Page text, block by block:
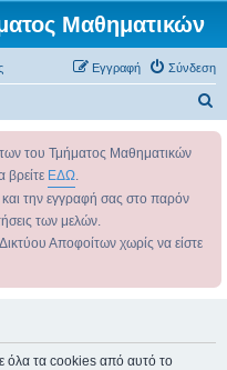
Μαθηματικών
Σύνδεση
Εγγραφή
σ
του Τμήματος Μαθηματικών
ΕΔΩ.
την εγγραφή σας στο παρόν
των μελών.
Αποφοίτων χωρίς να είστε
όλα τα cookies από αυτό το